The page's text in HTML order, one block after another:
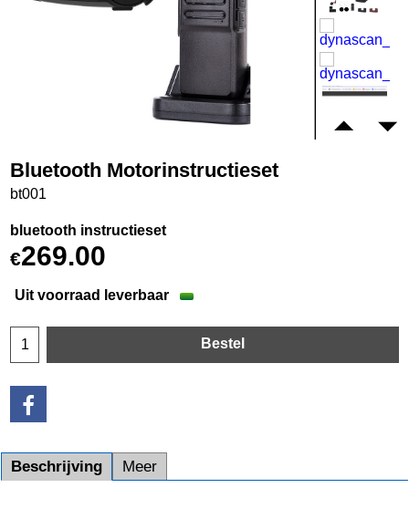
Bluetooth Motorinstructieset
bt001
bluetooth instructieset
€269.00
Uit voorraad leverbaar
Bestel
Beschrijving Meer